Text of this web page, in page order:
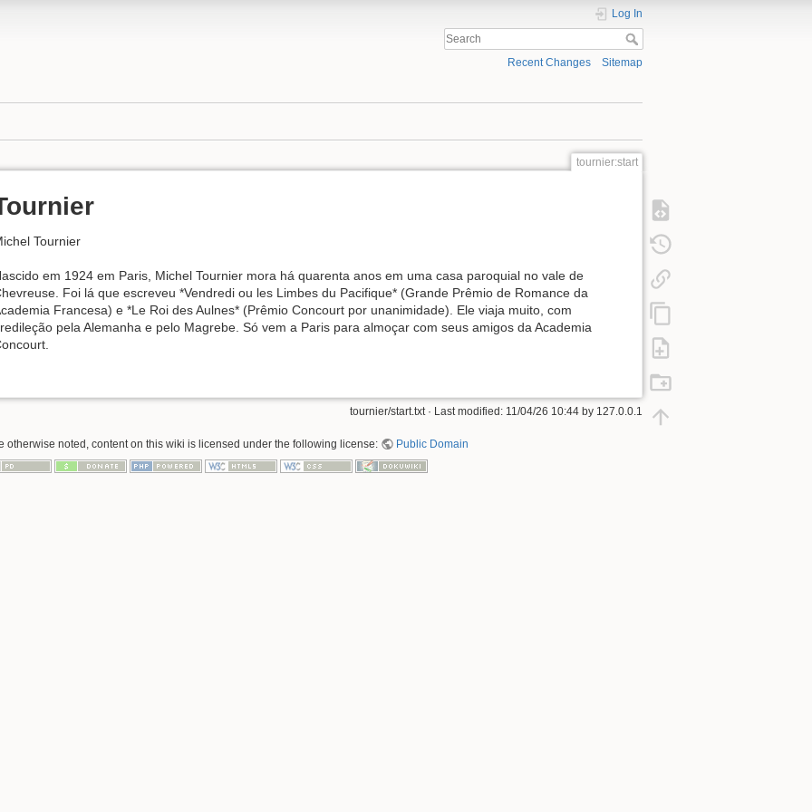
Log In
Recent Changes Sitemap
tournier:start
Tournier
em 1924 em Paris, Michel Tournier mora há quarenta anos em uma casa paroquial no vale de
Foi lá que escreveu *Vendredi ou les Limbes du Pacifique* (Grande Prêmio de Romance da
Francesa) e *Le Roi des Aulnes* (Prêmio Concourt por unanimidade). Ele viaja muito, com
pela Alemanha e pelo Magrebe. Só vem a Paris para almoçar com seus amigos da Academia
tournier/start.txt· Last modified: 11/04/26 10:44 by 127.0.0.1
otherwise noted, content on this wiki is licensed under the following license: Public Domain